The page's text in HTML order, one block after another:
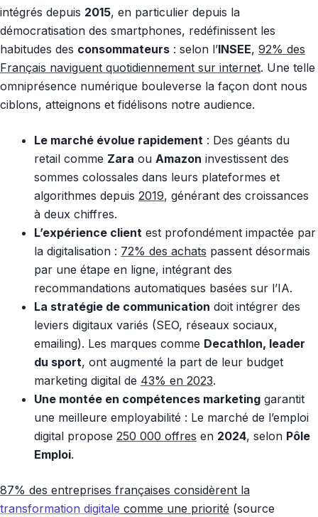
intégrés depuis 2015, en particulier depuis la
démocratisation des smartphones, redéfinissent les
habitudes des consommateurs : selon l’INSEE, 92% des
Français naviguent quotidiennement sur internet. Une telle
omniprésence numérique bouleverse la façon dont nous
ciblons, atteignons et fidélisons notre audience.
Le marché évolue rapidement : Des géants du
retail comme Zara ou Amazon investissent des
sommes colossales dans leurs plateformes et
algorithmes depuis 2019, générant des croissances
à deux chiffres.
L’expérience client est profondément impactée par
la digitalisation : 72% des achats passent désormais
par une étape en ligne, intégrant des
recommandations automatiques basées sur l’IA.
La stratégie de communication doit intégrer des
leviers digitaux variés (SEO, réseaux sociaux,
emailing). Les marques comme Decathlon, leader
du sport, ont augmenté la part de leur budget
marketing digital de 43% en 2023.
Une montée en compétences marketing garantit
une meilleure employabilité : Le marché de l’emploi
digital propose 250 000 offres en 2024, selon Pôle
Emploi.
87% des entreprises françaises considèrent la
transformation digitale comme une priorité (source